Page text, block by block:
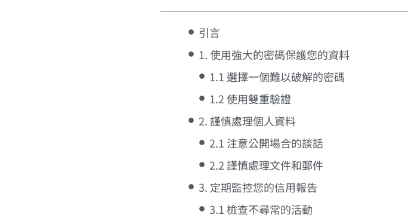
引言
1. 使用強大的密碼保護您的資料
1.1 選擇一個難以破解的密碼
1.2 使用雙重驗證
2. 謹慎處理個人資料
2.1 注意公開場合的談話
2.2 謹慎處理文件和郵件
3. 定期監控您的信用報告
3.1 檢查不尋常的活動